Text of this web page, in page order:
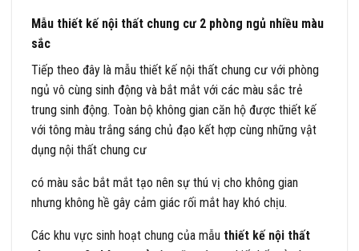
Mẫu thiết kế nội thất chung cư 2 phòng ngủ nhiều màu
sắc
Tiếp theo đây là mẫu thiết kế nội thất chung cư với phòng
ngủ vô cùng sinh động và bắt mắt với các màu sắc trẻ
trung sinh động. Toàn bộ không gian căn hộ được thiết kế
với tông màu trắng sáng chủ đạo kết hợp cùng những vật
dụng nội thất chung cư
có màu sắc bắt mắt tạo nên sự thú vị cho không gian
nhưng không hề gây cảm giác rối mắt hay khó chịu.
Các khu vực sinh hoạt chung của mẫu thiết kế nội thất